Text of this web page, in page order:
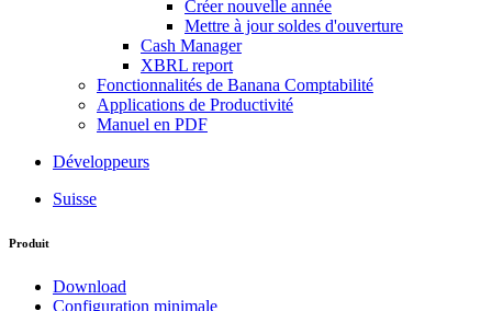
Créer nouvelle année
Mettre à jour soldes d'ouverture
Cash Manager
XBRL report
Fonctionnalités de Banana Comptabilité
Applications de Productivité
Manuel en PDF
Développeurs
Suisse
Produit
Download
Configuration minimale